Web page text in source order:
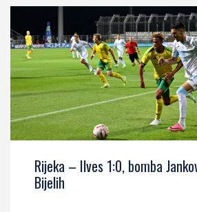
Rijeka – Ilves 1:0, bomba
Bijelih